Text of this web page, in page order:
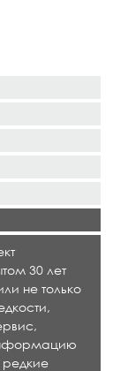
30 лет
не только
редкие